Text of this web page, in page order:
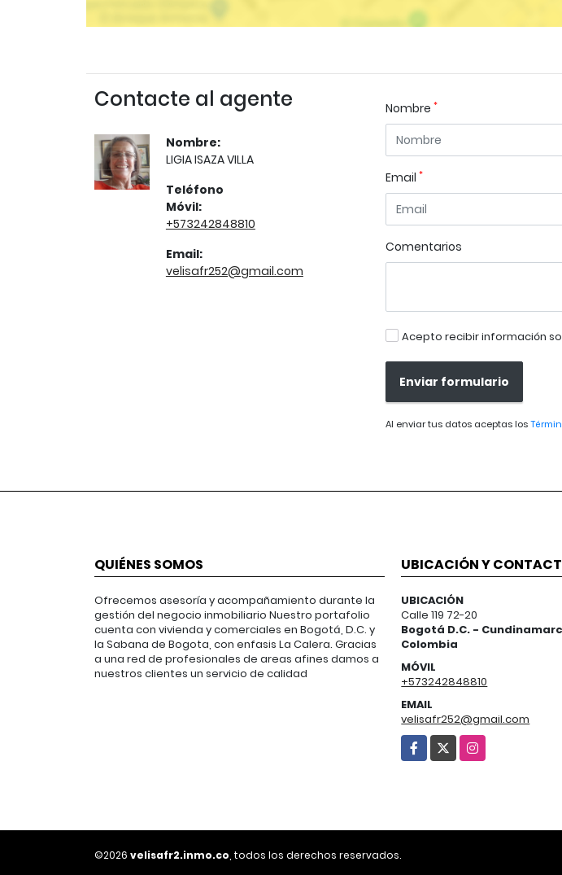
Contacte al agente
Nombre:
LIGIA ISAZA VILLA
Teléfono
Móvil:
+573242848810
Email:
velisafr252@gmail.com
Nombre *
Email *
Comentarios
Acepto recibir información
Enviar formulario
Al enviar tus datos aceptas los
QUIÉNES SOMOS
Ofrecemos asesoría y acompañamiento durante la
gestión del negocio inmobiliario Nuestro portafolio
cuenta con vivienda y comerciales en Bogotá, D.C. y
la Sabana de Bogota, con enfasis La Calera. Gracias
a una red de profesionales de areas afines damos a
nuestros clientes un servicio de calidad
UBICACIÓN Y
UBICACIÓN
Calle 119 72-20
Bogotá D.C. -
Colombia
MÓVIL
+573242848810
EMAIL
velisafr252@gmail.com
Facebook
Instagram
©2026 velisafr2.inmo.co , todos los derechos reservados.